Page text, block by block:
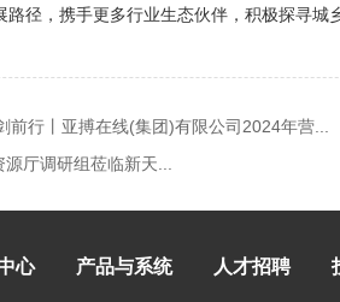
路径，携手更多行业生态伙伴，积极探寻
前行丨亚搏在线(集团)有限公司2024年营...
厅调研组莅临新天...
心 产品与系统 人才招聘